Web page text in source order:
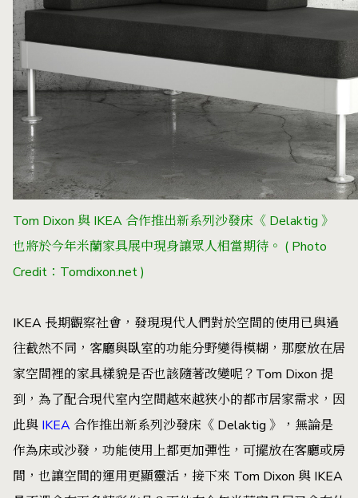
Tom Dixon 與 IKEA 合作推出新系列沙發床《 Delaktig 》
也將於今年米蘭家具展中現身讓眾人相當期待。 ( Photo
Credit：Tomdixon.net )
IKEA 長期觀察社會，發現現代人們對於空間的使用已與過
往截然不同，客廳與臥室的功能分野變得模糊，那麼放在居
家空間裡的家具樣貌是否也該隨著改變呢？Tom Dixon 提
到，為了配合現代室內空間越來越狹小的都市居家需求，因
此與 IKEA 合作推出新系列沙發床《 Delaktig 》，無論是
作為床或沙發，功能使用上都更加彈性，可擺放在客廳或房
間，也讓空間的運用更顯靈活，接下來 Tom Dixon 與 IKEA